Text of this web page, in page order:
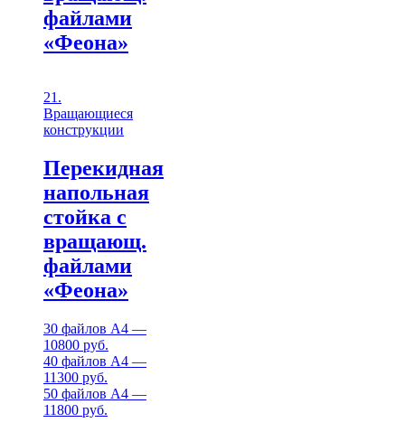
файлами
«Феона»
21.
Вращающиеся
конструкции
Перекидная
напольная
стойка с
вращающ.
файлами
«Феона»
30 файлов А4 —
10800 руб.
40 файлов А4 —
11300 руб.
50 файлов А4 —
11800 руб.